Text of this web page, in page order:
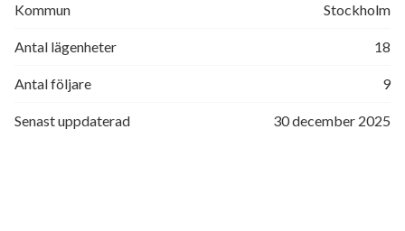
Kommun Stockholm
Antal lägenheter 18
Antal följare 9
Senast uppdaterad 30 december 2025